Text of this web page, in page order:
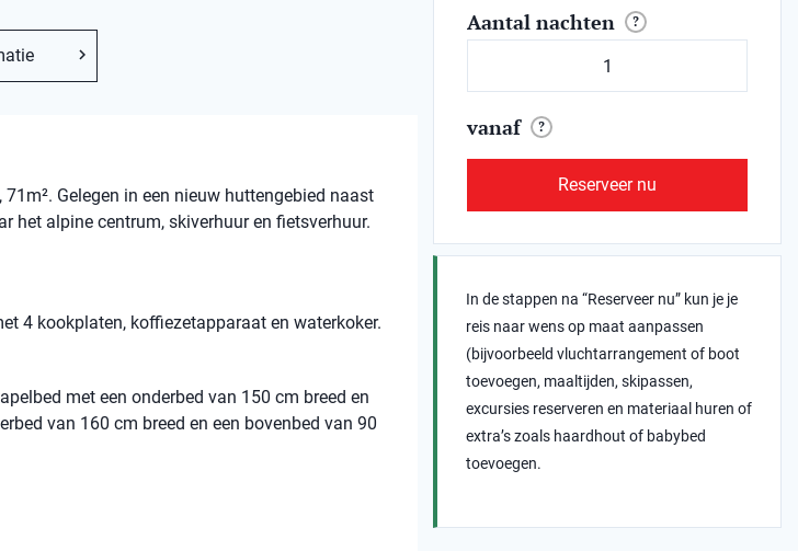
Gelegen in een nieuw huttengebied naast
het alpine centrum, skiverhuur en fietsverhuur.
4 kookplaten, koffiezetapparaat en waterkoker.
met een onderbed van 150 cm breed en
van 160 cm breed en een bovenbed van 90
Aantal nachten ?
vanaf ?
Reserveer nu
In de stappen na “Reserveer nu” kun je je
reis naar wens op maat aanpassen
(bijvoorbeeld vluchtarrangement of boot
toevoegen, maaltijden, skipassen,
excursies reserveren en materiaal huren of
extra’s zoals haardhout of babybed
toevoegen.